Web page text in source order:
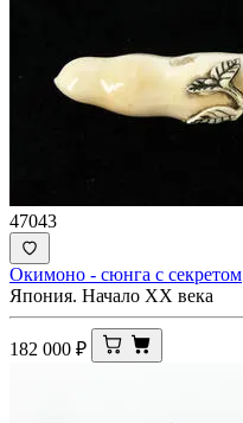
47043
Окимоно - сюнга с секретом
Япония. Начало XX века
182 000 ₽